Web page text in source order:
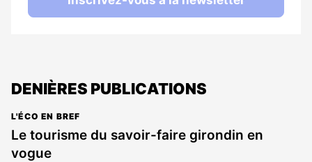
DENIÈRES PUBLICATIONS
L'ÉCO EN BREF
Le tourisme du savoir-faire girondin en
vogue